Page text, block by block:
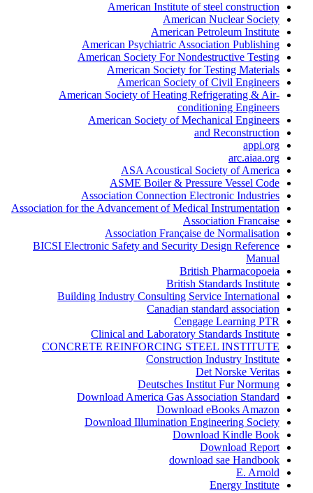
American Institute of steel construction
American Nuclear Society
American Petroleum Institute
American Psychiatric Association Publishing
American Society For Nondestructive Testing
American Society for Testing Materials
American Society of Civil Engineers
American Society of Heating Refrigerating & Air-
conditioning Engineers
American Society of Mechanical Engineers
and Reconstruction
appi.org
arc.aiaa.org
ASA Acoustical Society of America
ASME Boiler & Pressure Vessel Code
Association Connection Electronic Industries
Association for the Advancement of Medical Instrumentation
Association Francaise
Association Française de Normalisation
BICSI Electronic Safety and Security Design Reference
Manual
British Pharmacopoeia
British Standards Institute
Building Industry Consulting Service International
Canadian standard association
Cengage Learning PTR
Clinical and Laboratory Standards Institute
CONCRETE REINFORCING STEEL INSTITUTE
Construction Industry Institute
Det Norske Veritas
Deutsches Institut Fur Normung
Download America Gas Association Standard
Download eBooks Amazon
Download Illumination Engineering Society
Download Kindle Book
Download Report
download sae Handbook
E. Arnold
Energy Institute